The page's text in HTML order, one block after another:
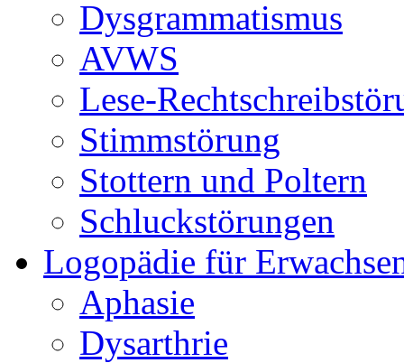
Dysgrammatismus
AVWS
Lese-
Stimmstörung
Stottern und Poltern
Schluckstörungen
Logopädie für
Aphasie
Dysarthrie